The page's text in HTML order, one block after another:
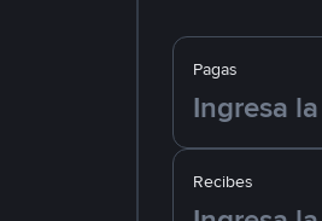
Pagas
Recibes